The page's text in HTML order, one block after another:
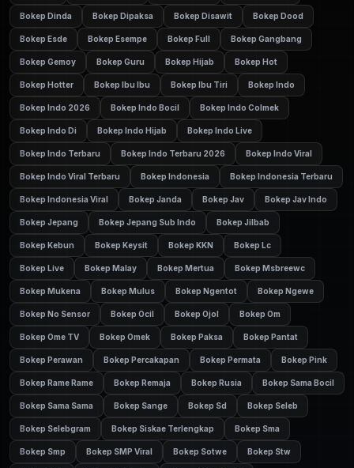
Bokep Dinda Bokep Dipaksa Bokep Disawit Bokep Dood
Bokep Esde Bokep Esempe Bokep Full Bokep Gangbang
Bokep Gemoy Bokep Guru Bokep Hijab Bokep Hot
Bokep Hotter Bokep Ibu Ibu Bokep Ibu Tiri Bokep Indo
Bokep Indo 2026 Bokep Indo Bocil Bokep Indo Colmek
Bokep Indo Di Bokep Indo Hijab Bokep Indo Live
Bokep Indo Terbaru Bokep Indo Terbaru 2026 Bokep Indo Viral
Bokep Indo Viral Terbaru Bokep Indonesia Bokep Indonesia Terbaru
Bokep Indonesia Viral Bokep Janda Bokep Jav Bokep Jav Indo
Bokep Jepang Bokep Jepang Sub Indo Bokep Jilbab
Bokep Kebun Bokep Keysit Bokep KKN Bokep Lc
Bokep Live Bokep Malay Bokep Mertua Bokep Msbreewc
Bokep Mukena Bokep Mulus Bokep Ngentot Bokep Ngewe
Bokep No Sensor Bokep Ocil Bokep Ojol Bokep Om
Bokep Ome TV Bokep Omek Bokep Paksa Bokep Pantat
Bokep Perawan Bokep Percakapan Bokep Permata Bokep Pink
Bokep Rame Rame Bokep Remaja Bokep Rusia Bokep Sama Bocil
Bokep Sama Sama Bokep Sange Bokep Sd Bokep Seleb
Bokep Selebgram Bokep Siskae Terlengkap Bokep Sma
Bokep Smp Bokep SMP Viral Bokep Sotwe Bokep Stw